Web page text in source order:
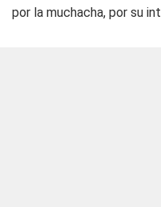
por la muchacha, por su